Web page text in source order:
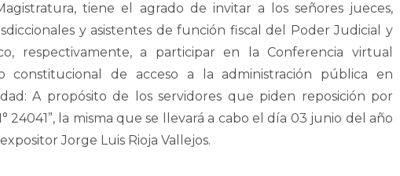
tiene el agrado de invitar a los señores jueces,
y asistentes de función fiscal del Poder Judicial y
respectivamente, a participar en la Conferencia virtual
constitucional de acceso a la administración pública en
A propósito de los servidores que piden reposición por
24041”, la misma que se llevará a cabo el día 03 junio del año
Jorge Luis Rioja Vallejos.